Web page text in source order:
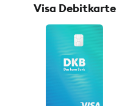
Visa Debitkarte